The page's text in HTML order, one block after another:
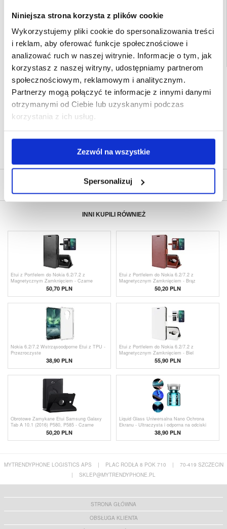
Niniejsza strona korzysta z plików cookie
Wykorzystujemy pliki cookie do spersonalizowania treści
i reklam, aby oferować funkcje społecznościowe i
analizować ruch w naszej witrynie. Informacje o tym, jak
korzystasz z naszej witryny, udostępniamy partnerom
społecznościowym, reklamowym i analitycznym.
Partnerzy mogą połączyć te informacje z innymi danymi
otrzymanymi od Ciebie lub uzyskanymi podczas
korzystania z ich usług.
Zezwól na wszystkie
Spersonalizuj
Powiązane kategorie:
Akcesoria do telefonów
SZYBKA DOSTAWA
CLUB TRENDY
OBSŁUGA TELEFONICZNA
PON.-PT. 12.00-15.00
NAPISZ OPINIĘ
INNI KUPILI RÓWNIEŻ
Etui z Portfelem do Nokia 6.2/7.2 z
Magnetycznym Zamknięciem - Czarne
50,70 PLN
Etui z Portfelem do Nokia 6.2/7.2 z
Magnetycznym Zamknięciem - Brąz
50,20 PLN
Nokia 6.2/7.2 Wstrząsoodporne Etui z TPU -
Przezroczyste
38,90 PLN
Etui z Portfelem do Nokia 6.2/7.2 z
Magnetycznym Zamknięciem - Biel
55,90 PLN
Obrotowe Zamykane Etui Samsung Galaxy
Tab A 10.1 (2016) P580, P585 - Czarne
50,20 PLN
Liquid Glass Uniwersalna Nano Ochrona
Ekranu - Ultraczysta i odporna na odciski
38,90 PLN
MYTRENDYPHONE LOGISTICS APS | PLAC RODŁA 8 POK 710 |
70-419 SZCZECIN
|
SKLEP@MYTRENDYPHONE.PL
STRONA GŁÓWNA
OBSŁUGA KLIENTA